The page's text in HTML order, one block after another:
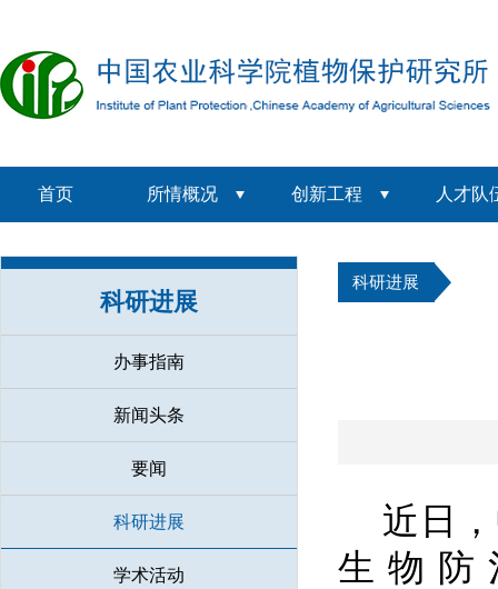
首页 所情概况 创新工程 人才队
科研进展
办事指南
新闻头条
要闻
科研进展
学术活动
科研进展
近日
生物防